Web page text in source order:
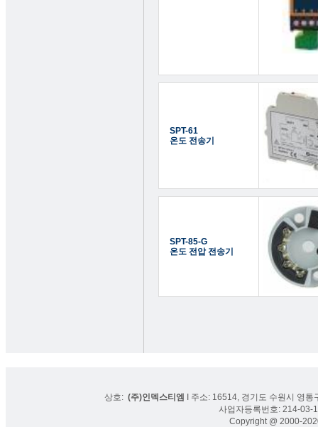
SPT-61
온도 전송기
SPT-85-G
온도 전압 전송기
상호: (주)인덱스티엠
I 주소: 16514, 경기도 수원시 영
사업자등록번호: 214-
Copyright @ 2000-